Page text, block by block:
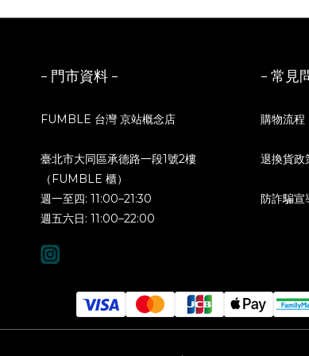
- 門市資料 -
FUMBLE 台灣 京站概念店
臺北市大同區承德路一段1號2樓
（FUMBLE 櫃）
週一至四: 11:00–21:30
週五六日: 11:00–22:00
- 常見
購物流程
退換貨政
防詐騙宣